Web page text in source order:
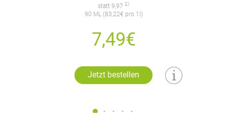
statt 9,97 2)
90 ML (83,22€ pro 1l)
7,49€
Jetzt bestellen